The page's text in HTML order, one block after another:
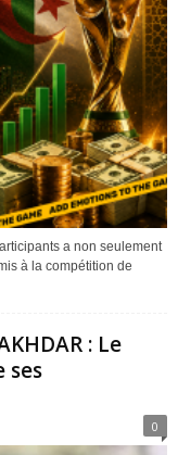
a non seulement
à la compétition de
: Le
ses
0